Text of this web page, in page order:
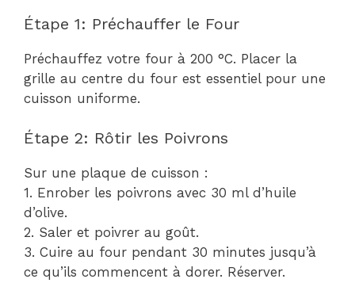
Étape 1: Préchauffer le Four
Préchauffez votre four à 200 °C. Placer la
grille au centre du four est essentiel pour une
cuisson uniforme.
Étape 2: Rôtir les Poivrons
Sur une plaque de cuisson :
1. Enrober les poivrons avec 30 ml d’huile
d’olive.
2. Saler et poivrer au goût.
3. Cuire au four pendant 30 minutes jusqu’à
ce qu’ils commencent à dorer. Réserver.